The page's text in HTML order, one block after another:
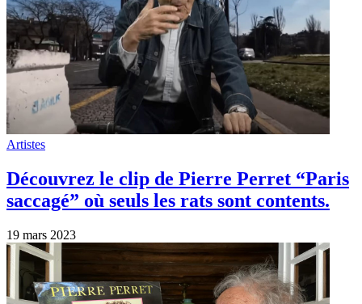
Artistes
Découvrez le clip de Pierre Perret “Paris
saccagé” où seuls les rats sont contents.
19 mars 2023